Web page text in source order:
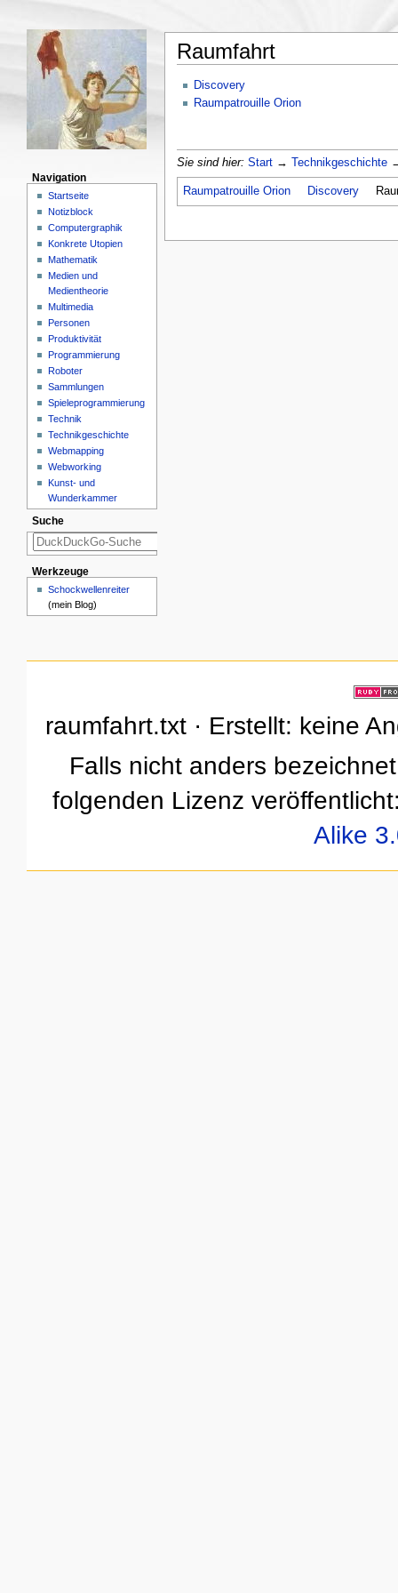
Raumfahrt
Discovery
Raumpatrouille Orion
Sie sind hier: Start→ Technikgeschichte→
Raumpatrouille Orion Discovery
Navigation
Startseite
Notizblock
Computergraphik
Konkrete Utopien
Mathematik
Medien und
Medientheorie
Multimedia
Personen
Produktivität
Programmierung
Roboter
Sammlungen
Spieleprogrammierung
Technik
Technikgeschichte
Webmapping
Webworking
Kunst- und
Wunderkammer
Suche
Werkzeuge
Schockwellenreiter
(mein Blog)
raumfahrt.txt · Erstellt: keine
Falls nicht anders
folgenden Lizenz
Alike